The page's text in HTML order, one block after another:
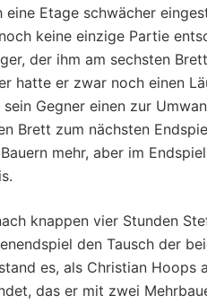
eine Etage schwächer
keine einzige Partie
der ihm am sechsten
hatte er zwar noch einen
sein Gegner einen zur
Brett zum nächsten
mehr, aber im
knappen vier Stunden
den Tausch der
es, als Christian Hoops
das er mit zwei